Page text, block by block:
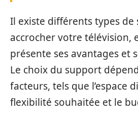
Il existe différents types
accrocher votre télévision,
présente ses avantages et
Le choix du support
facteurs, tels que l’espace
flexibilité souhaitée et le